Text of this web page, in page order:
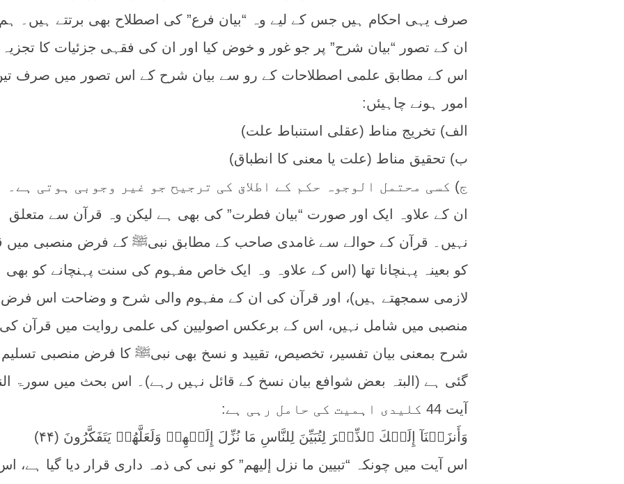
صرف یہی احکام ہیں جس کے لیے وہ “بیان فرع” کی اصطلاح بھی برتتے ہیں۔
ان کے تصور “بیان شرح” پر جو غور و خوض کیا اور ان کی فقہی جزئیات کا تجزیہ
اس کے مطابق علمی اصطلاحات کے رو سے بیان شرح کے اس تصور میں صرف
امور ہونے چاہیئں:
الف) تخریج مناط (عقلی استنباط علت)
ب) تحقیق مناط (علت یا معنی کا انطباق)
ج) کسی محتمل الوجوہ حکم کے اطلاق کی ترجیح جو غیر وجوبی ہوتی ہے۔
ان کے علاوہ ایک اور صورت “بیان فطرت” کی بھی ہے لیکن وہ قرآن سے متعلق
نہیں۔ قرآن کے حوالے سے غامدی صاحب کے مطابق نبیﷺ کے فرض منصبی میں
کو بعینہ پہنچانا تھا (اس کے علاوہ وہ ایک خاص مفہوم کی سنت پہنچانے کو بھی
لازمی سمجھتے ہیں)، اور قرآن کی ان کے مفہوم والی شرح و وضاحت اس فرض
منصبی میں شامل نہیں، اس کے برعکس اصولیین کی علمی روایت میں قرآن کی
شرح بمعنی بیان تفسیر، تخصیص، تقیید و نسخ بھی نبیﷺ کا فرض منصبی
گئی ہے (البتہ بعض شوافع بیان نسخ کے قائل نہیں رہے)۔ اس بحث میں سورۃ
آیت 44 کلیدی اہمیت کی حامل رہی ہے:
وَأَنزَلۡنَآ إِلَيۡكَ ٱلذِّكۡرَ لِتُبَيِّنَ لِلنَّاسِ مَا نُزِّلَ إِلَيۡهِمۡ وَلَعَلَّهُمۡ يَتَفَكَّرُونَ (۴۴)
اس آیت میں چونکہ “تبيين ما نزل إليهم” کو نبی کی ذمہ داری قرار دیا گیا ہے،